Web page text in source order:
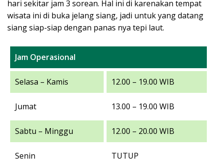
hari sekitar jam 3 sorean. Hal ini di karenakan tempat
wisata ini di buka jelang siang, jadi untuk yang datang
siang siap-siap dengan panas nya tepi laut.
Jam Operasional
Selasa – Kamis 12.00 – 19.00 WIB
Jumat 13.00 – 19.00 WIB
Sabtu – Minggu 12.00 – 20.00 WIB
Senin TUTUP